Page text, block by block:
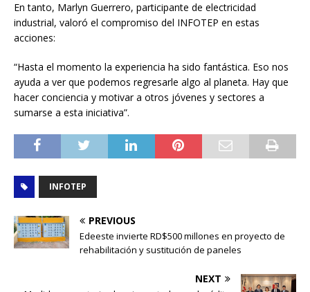
En tanto, Marlyn Guerrero, participante de electricidad
industrial, valoró el compromiso del INFOTEP en estas
acciones:
“Hasta el momento la experiencia ha sido fantástica. Eso nos
ayuda a ver que podemos regresarle algo al planeta. Hay que
hacer conciencia y motivar a otros jóvenes y sectores a
sumarse a esta iniciativa”.
INFOTEP
PREVIOUS
Edeeste invierte RD$500 millones en proyecto de
rehabilitación y sustitución de paneles
NEXT